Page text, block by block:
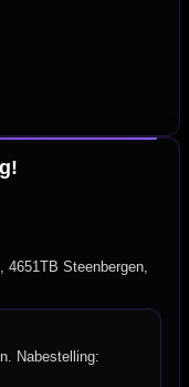
4651TB Steenbergen,
Nabestelling: